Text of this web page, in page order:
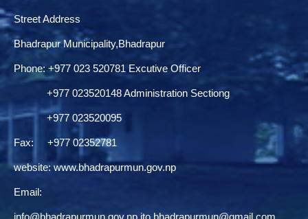
Street Address
Bhadrapur Municipality,Bhadrapur
Phone: ‌+977 023 520781 Excutive Officer
+977 023520148 Administration Sectiong
+977 023520095
Fax: +977 02352781
website: www.bhadrapurmun.gov.np
Email:
info@bhadrapurmun.gov.np ito.bhadrapurmun@gmail.com